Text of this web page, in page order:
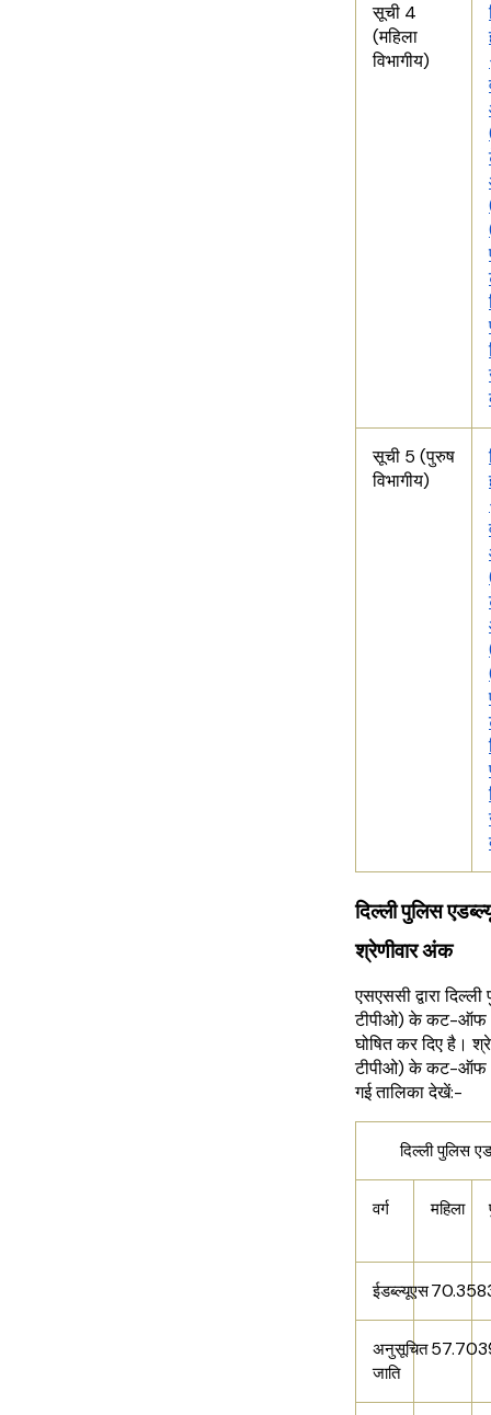
सूची 4
(महिला
विभागीय)
सूची 5 (पुरुष
विभागीय)
दिल्ली पुलिस
श्रेणीवार अंक
एसएससी द्वारा
टीपीओ) के कट-ऑफ
घोषित कर दिए है।
टीपीओ) के कट-ऑफ
गई तालिका देखें:-
दिल्ली पुलिस
वर्ग महिला
ईडब्ल्यूएस
अनुसूचित
जाति